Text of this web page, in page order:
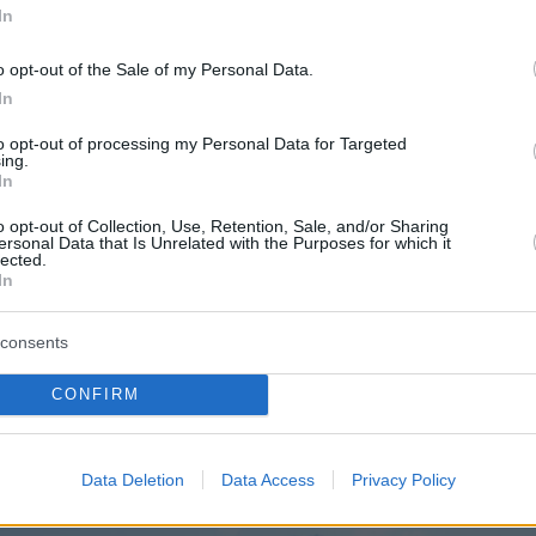
opt-out of the Sale of my Personal Data.
opt-out of processing my Personal Data for Targeted
opt-out of Collection, Use, Retention, Sale, and/or Sharing
Data that Is Unrelated with the Purposes for which it
CONFIRM
Data Deletion Data Access Privacy Policy
ενημερώθηκε από τις διοικήσεις για την
οργάνωση, την αποστολή, το έργο τους,
τις τρέχουσες επιχειρησιακές και
δραστηριότητές τους. περιηγήθηκε στους
εγκαταστάσεις τους, συνομίλησε και
με στελέχη, οπλίτες θητείας και πολιτικό
ενόψει των ημερών του Πάσχα.